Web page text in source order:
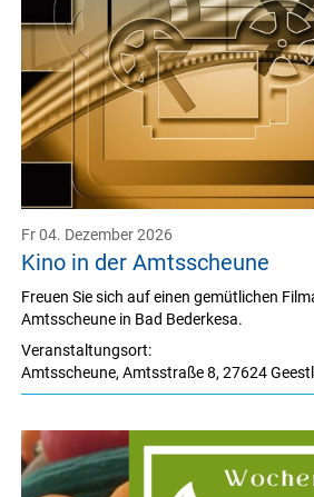
Kino in der Amtsscheune
Fr 04. Dezember 2026
Veranstaltungsort:
Amtsscheune,Amtsstraße 8,27624
Freuen Sie sich auf einen gemütlichen
Amtsscheune in Bad Bederkesa.